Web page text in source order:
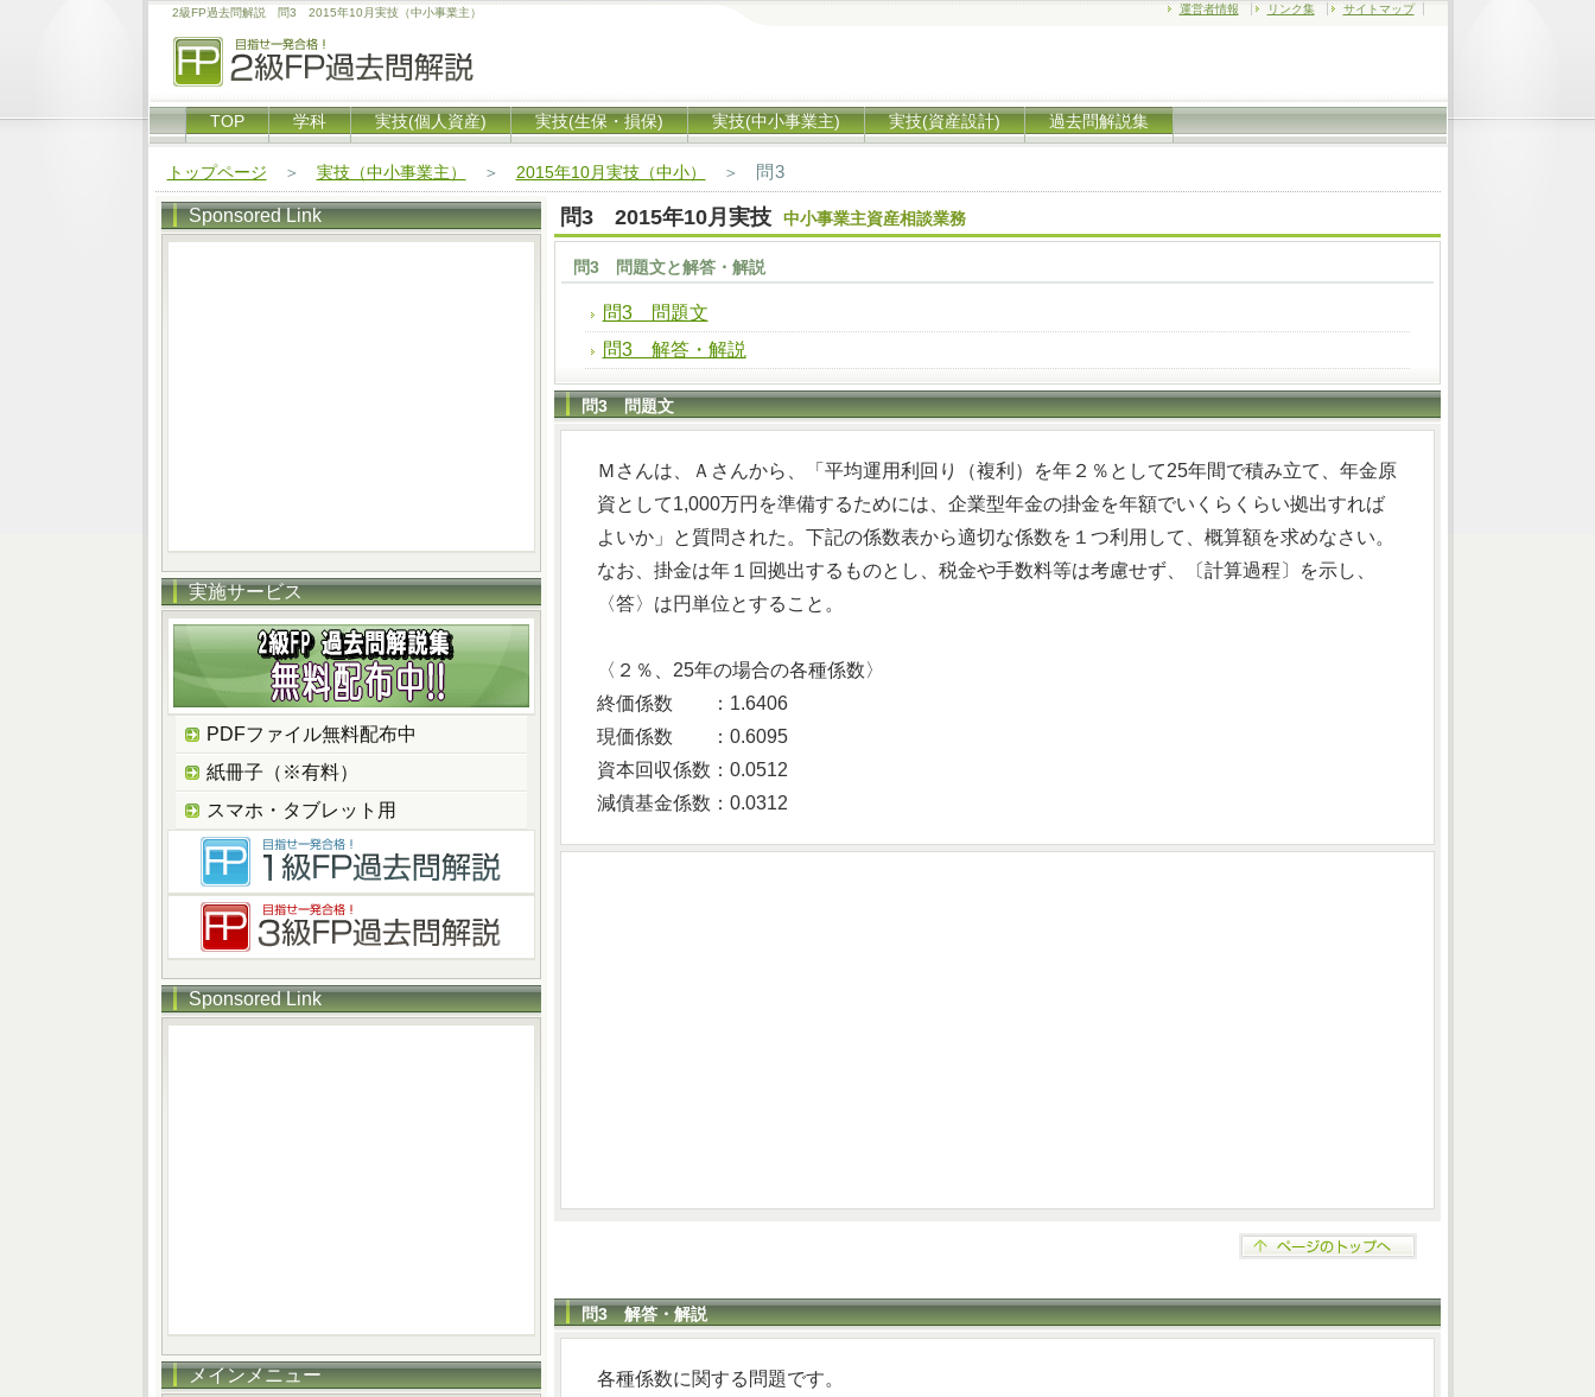
2級FP過去問解説 問3 2015年10月実技（中小事業主） 運営者情報 リンク集 サイトマップ
TOP 学科 実技(個人資産) 実技(生保・損保) 実技(中小事業主) 実技(資産設計) 過去問解説集
トップページ ＞ 実技（中小事業主） ＞ 2015年10月実技（中小） ＞ 問3
問3 2015年10月実技 中小事業主資産相談業務
問3 問題文と解答・解説
問3 問題文
問3 解答・解説
問3 問題文
Ｍさんは、Ａさんから、「平均運用利回り（複利）を年２％として25年間で積み立て、年金原
資として1,000万円を準備するためには、企業型年金の掛金を年額でいくらくらい拠出すれば
よいか」と質問された。下記の係数表から適切な係数を１つ利用して、概算額を求めなさい。
なお、掛金は年１回拠出するものとし、税金や手数料等は考慮せず、〔計算過程〕を示し、
〈答〉は円単位とすること。
〈２％、25年の場合の各種係数〉
終価係数 ：1.6406
現価係数 ：0.6095
資本回収係数：0.0512
減債基金係数：0.0312
問3 解答・解説
各種係数に関する問題です。
Sponsored Link
実施サービス
PDFファイル無料配布中
紙冊子（※有料）
スマホ・タブレット用
Sponsored Link
メインメニュー